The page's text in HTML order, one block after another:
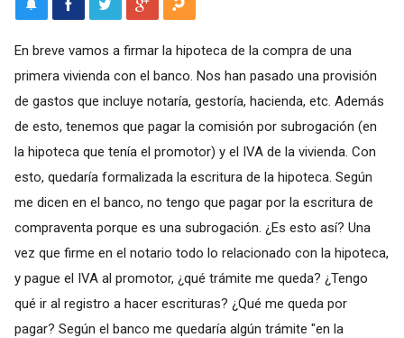
En breve vamos a firmar la hipoteca de la compra de una
primera vivienda con el banco. Nos han pasado una provisión
de gastos que incluye notaría, gestoría, hacienda, etc. Además
de esto, tenemos que pagar la comisión por subrogación (en
la hipoteca que tenía el promotor) y el IVA de la vivienda. Con
esto, quedaría formalizada la escritura de la hipoteca. Según
me dicen en el banco, no tengo que pagar por la escritura de
compraventa porque es una subrogación. ¿Es esto así? Una
vez que firme en el notario todo lo relacionado con la hipoteca,
y pague el IVA al promotor, ¿qué trámite me queda? ¿Tengo
qué ir al registro a hacer escrituras? ¿Qué me queda por
pagar? Según el banco me quedaría algún trámite "en la